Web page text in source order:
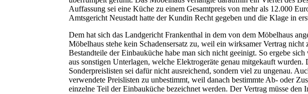
Auffassung sei eine Küche zu einem Gesamtpreis von mehr als 12.000
Amtsgericht Neustadt hatte der Kundin Recht gegeben und die Klage in
Dem hat sich das Landgericht Frankenthal in dem von dem Möbelhaus
Möbelhaus stehe kein Schadensersatz zu, weil ein wirksamer Vertrag
Bestandteile der Einbauküche habe man sich nicht geeinigt. So ergebe
aus sonstigen Unterlagen, welche Elektrogeräte genau mitgekauft
Sonderpreislisten sei dafür nicht ausreichend, sondern viel zu ungenau.
verwendete Preislisten zu unbestimmt, weil danach bestimmte Ab- oder
einzelne Teil der Einbauküche bezeichnet werden. Der Vertrag müsse den